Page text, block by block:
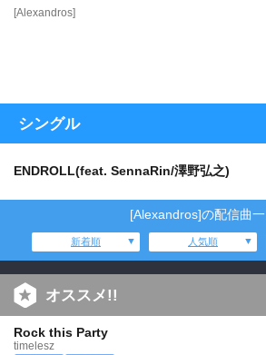
[Alexandros]
シングル
ENDROLL(feat. SennaRin/澤野弘之)
[Alexandros]の配信曲
新着順 人気順
オススメ!!
Rock this Party
timelesz